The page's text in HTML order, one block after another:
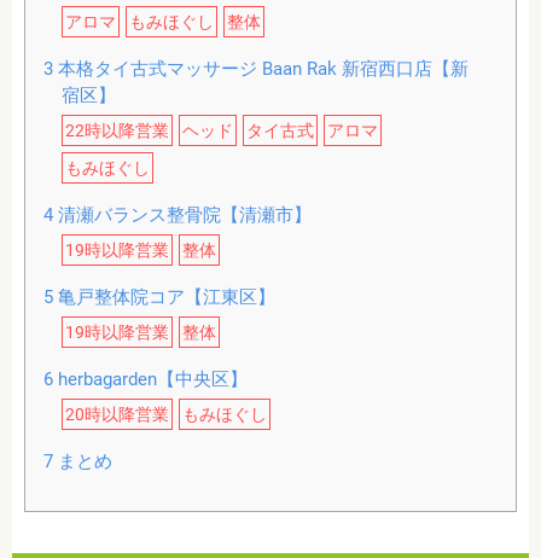
アロマ もみほぐし 整体
3本格タイ古式マッサージ Baan Rak 新宿西口店【新
宿区】
22時以降営業 ヘッド タイ古式
アロマ
もみほぐし
4清瀬バランス整骨院【清瀬市】
19時以降営業 整体
5亀戸整体院コア【江東区】
19時以降営業 整体
6herbagarden【中央区】
20時以降営業 もみほぐし
7まとめ